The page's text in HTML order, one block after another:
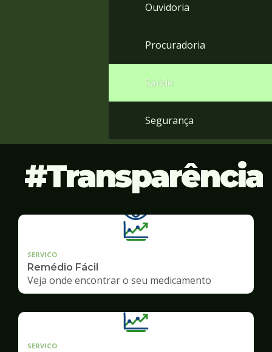
Ouvidoria
Procuradoria
Saúde
Segurança
Transparência
SERVICO
Remédio Fácil
Veja onde encontrar o seu medicamento
SERVICO